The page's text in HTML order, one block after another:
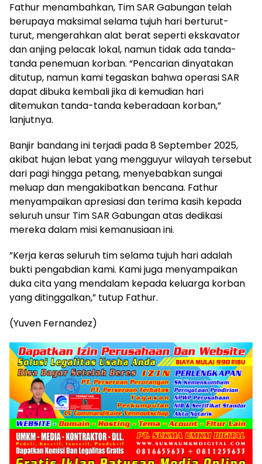
​Fathur menambahkan, Tim SAR Gabungan telah
berupaya maksimal selama tujuh hari berturut-
turut, mengerahkan alat berat seperti ekskavator
dan anjing pelacak lokal, namun tidak ada tanda-
tanda penemuan korban. “Pencarian dinyatakan
ditutup, namun kami tegaskan bahwa operasi SAR
dapat dibuka kembali jika di kemudian hari
ditemukan tanda-tanda keberadaan korban,”
lanjutnya.
​Banjir bandang ini terjadi pada 8 September 2025,
akibat hujan lebat yang mengguyur wilayah tersebut
dari pagi hingga petang, menyebabkan sungai
meluap dan mengakibatkan bencana. Fathur
menyampaikan apresiasi dan terima kasih kepada
seluruh unsur Tim SAR Gabungan atas dedikasi
mereka dalam misi kemanusiaan ini.
​”Kerja keras seluruh tim selama tujuh hari adalah
bukti pengabdian kami. Kami juga menyampaikan
duka cita yang mendalam kepada keluarga korban
yang ditinggalkan,” tutup Fathur.
(Yuven Fernandez)